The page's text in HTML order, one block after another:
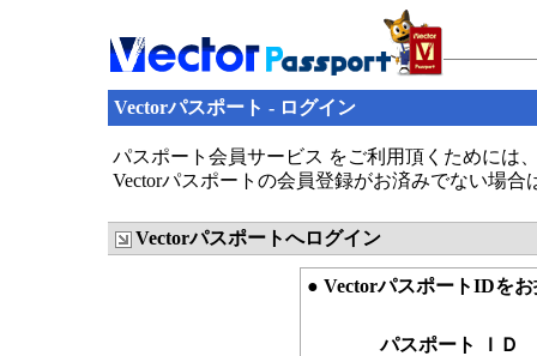
Vectorパスポート - ログイン
パスポート会員サービス をご利用頂くためには
Vectorパスポートの会員登録がお済みでない場
Vectorパスポートへログイン
● VectorパスポートIDを
パスポート ＩＤ